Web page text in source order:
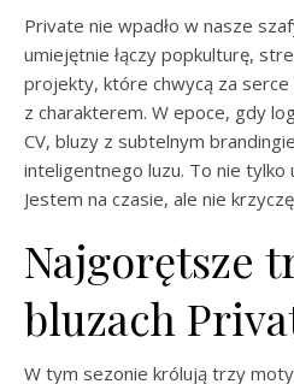
Private nie wpadło w nasze
umiejętnie łączy popkulturę,
projekty, które chwycą za
z charakterem. W epoce, gdy
CV, bluzy z subtelnym
inteligentnego luzu. To nie
Jestem na czasie, ale nie
Najgorętsze
bluzach
W tym sezonie królują trzy